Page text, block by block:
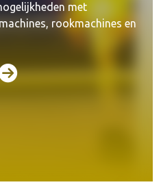
met
rookmachines en